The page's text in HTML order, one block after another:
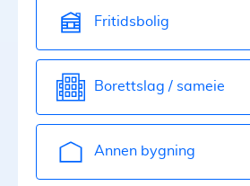
Fritidsbolig
Borettslag / sameie
Annen bygning